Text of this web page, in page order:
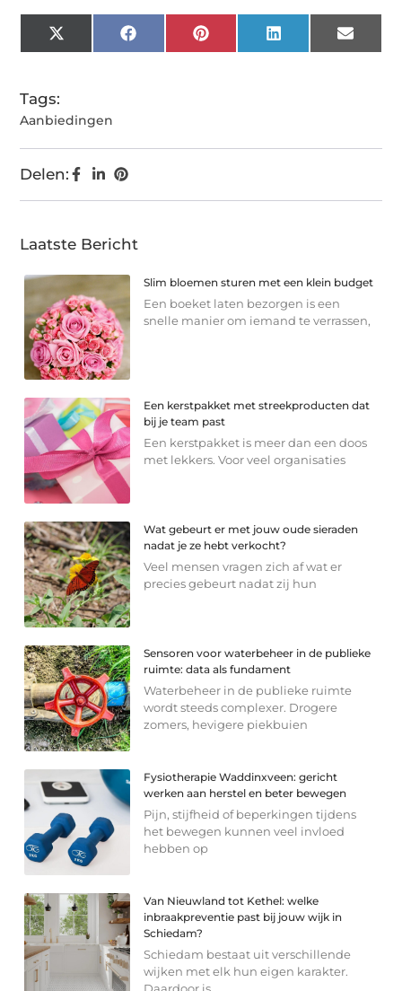
X
(Twitter)
FacebookPinterest LinkedIn Email
Tags:
Aanbiedingen
Delen:
Laatste Bericht
Slim bloemen sturen met een klein budget
Een boeket laten bezorgen is een
snelle manier om iemand te verrassen,
Een kerstpakket met streekproducten dat
bij je team past
Een kerstpakket is meer dan een doos
met lekkers. Voor veel organisaties
Wat gebeurt er met jouw oude sieraden
nadat je ze hebt verkocht?
Veel mensen vragen zich af wat er
precies gebeurt nadat zij hun
Sensoren voor waterbeheer in de publieke
ruimte: data als fundament
Waterbeheer in de publieke ruimte
wordt steeds complexer. Drogere
zomers, hevigere piekbuien
Fysiotherapie Waddinxveen: gericht
werken aan herstel en beter bewegen
Pijn, stijfheid of beperkingen tijdens
het bewegen kunnen veel invloed
hebben op
Van Nieuwland tot Kethel: welke
inbraakpreventie past bij jouw wijk in
Schiedam?
Schiedam bestaat uit verschillende
wijken met elk hun eigen karakter.